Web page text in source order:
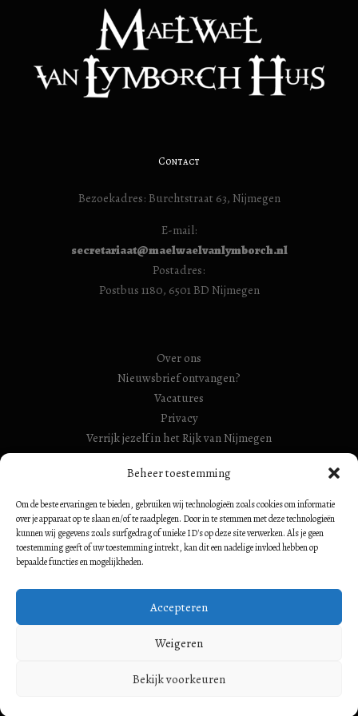
Beheer toestemming
Om de beste ervaringen te bieden, gebruiken wij technologieën zoals cookies om informatie
over je apparaat op te slaan en/of te raadplegen. Door in te stemmen met deze technologieën
kunnen wij gegevens zoals surfgedrag of unieke ID's op deze site verwerken. Als je geen
toestemming geeft of uw toestemming intrekt, kan dit een nadelige invloed hebben op
bepaalde functies en mogelijkheden.
Accepteren
Weigeren
Bekijk voorkeuren
Contact
Bezoekadres: Burchtstraat 63, Nijmegen
E-mail:
secretariaat@maelwaelvanlymborch.nl
Postadres:
Postbus 1180, 6501 BD Nijmegen
Over ons
Nieuwsbrief ontvangen?
Vacatures
Privacy
Verrijk jezelf in het Rijk van Nijmegen
RSIN Gebroeders Van Limburg Huis (ook: Maelwael van
RSIN Stiching Maelwael Van Lymborch: 813106680